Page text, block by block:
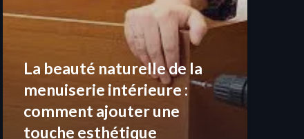
La beauté naturelle de la
menuiserie intérieure :
comment ajouter une
touche esthétique